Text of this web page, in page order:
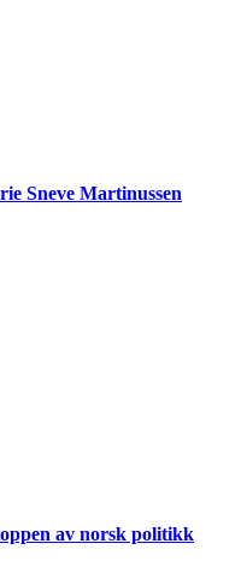
Sneve Martinussen
av norsk politikk